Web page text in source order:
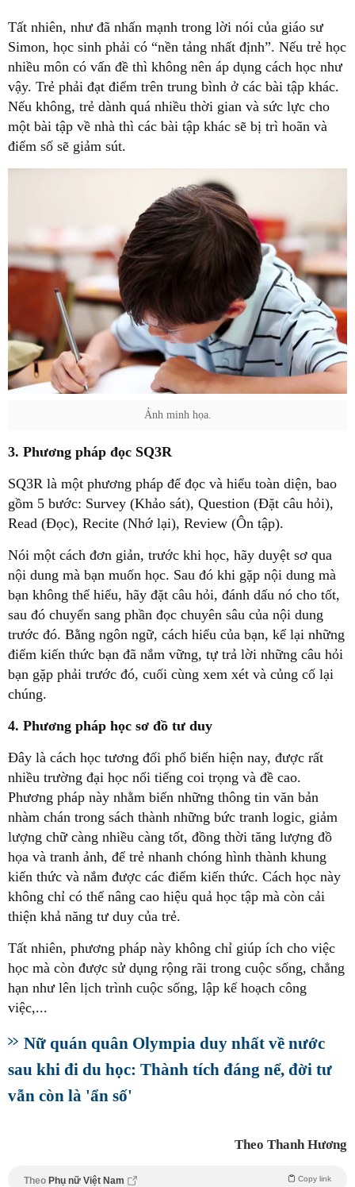
Tất nhiên, như đã nhấn mạnh trong lời nói của giáo sư
Simon, học sinh phải có “nền tảng nhất định”. Nếu trẻ học
nhiều môn có vấn đề thì không nên áp dụng cách học như
vậy. Trẻ phải đạt điểm trên trung bình ở các bài tập khác.
Nếu không, trẻ dành quá nhiều thời gian và sức lực cho
một bài tập về nhà thì các bài tập khác sẽ bị trì hoãn và
điểm số sẽ giảm sút.
Ảnh minh họa.
3. Phương pháp đọc SQ3R
SQ3R là một phương pháp để đọc và hiểu toàn diện, bao
gồm 5 bước: Survey (Khảo sát), Question (Đặt câu hỏi),
Read (Đọc), Recite (Nhớ lại), Review (Ôn tập).
Nói một cách đơn giản, trước khi học, hãy duyệt sơ qua
nội dung mà bạn muốn học. Sau đó khi gặp nội dung mà
bạn không thể hiểu, hãy đặt câu hỏi, đánh dấu nó cho tốt,
sau đó chuyển sang phần đọc chuyên sâu của nội dung
trước đó. Bằng ngôn ngữ, cách hiểu của bạn, kể lại những
điểm kiến thức bạn đã nắm vững, tự trả lời những câu hỏi
bạn gặp phải trước đó, cuối cùng xem xét và củng cố lại
chúng.
4. Phương pháp học sơ đồ tư duy
Đây là cách học tương đối phổ biến hiện nay, được rất
nhiều trường đại học nổi tiếng coi trọng và đề cao.
Phương pháp này nhằm biến những thông tin văn bản
nhàm chán trong sách thành những bức tranh logic, giảm
lượng chữ càng nhiều càng tốt, đồng thời tăng lượng đồ
họa và tranh ảnh, để trẻ nhanh chóng hình thành khung
kiến thức và nắm được các điểm kiến thức. Cách học này
không chỉ có thể nâng cao hiệu quả học tập mà còn cải
thiện khả năng tư duy của trẻ.
Tất nhiên, phương pháp này không chỉ giúp ích cho việc
học mà còn được sử dụng rộng rãi trong cuộc sống, chẳng
hạn như lên lịch trình cuộc sống, lập kế hoạch công
việc,...
Nữ quán quân Olympia duy nhất về nước
sau khi đi du học: Thành tích đáng nể, đời tư
vẫn còn là 'ẩn số'
Theo Thanh Hương
Theo Phụ nữ Việt Nam Copy link